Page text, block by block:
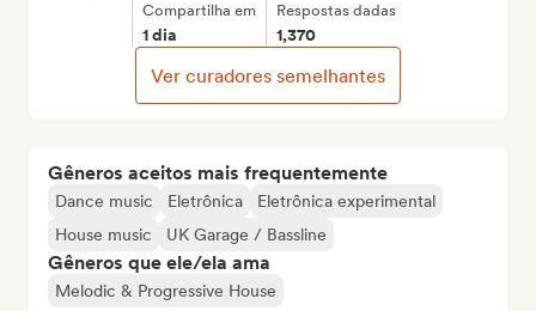
Gêneros aceitos mais frequentemente
Dance music Eletrônica
Eletrônica experimental
House music
UK Garage / Bassline
Gêneros que ele/ela ama
Melodic & Progressive House
Compartilha em
1 dia
Respostas dadas
1,370
Ver curadores semelhantes